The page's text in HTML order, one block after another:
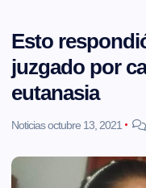
Esto
juzgado por
eutanasia
Noticiasoctubre 13, 2021